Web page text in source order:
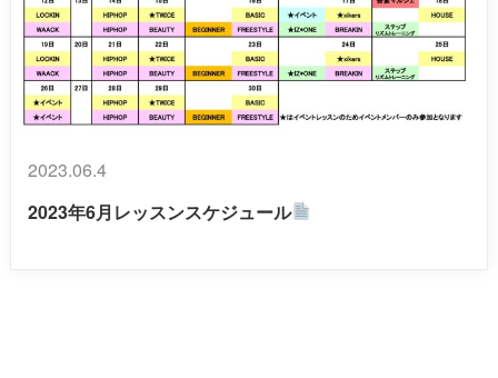
2023.06.4
2023年6月レッスンスケジュール